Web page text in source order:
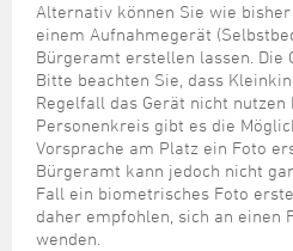
Alternativ können Sie wie
einem Aufnahmegerät
Bürgeramt erstellen lassen. Die
Bitte beachten Sie, dass
Regelfall das Gerät nicht nutzen
Personenkreis gibt es die
Vorsprache am Platz ein Foto
Bürgeramt kann jedoch nicht
Fall ein biometrisches Foto
daher empfohlen, sich an einen
wenden.